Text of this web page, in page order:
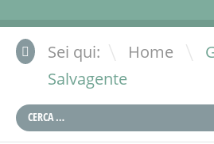
Sei qui: Home \
Salvagente